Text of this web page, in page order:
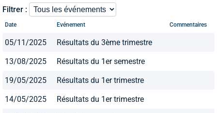
Filtrer :
Date Evénement Commentaires
05/11/2025 Résultats du 3ème trimestre
13/08/2025 Résultats du 1er semestre
19/05/2025 Résultats du 1er trimestre
14/05/2025 Résultats du 1er trimestre